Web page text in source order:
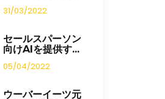
31/03/2022
セールスパーソン
向けAIを提供す...
05/04/2022
ウーバーイーツ元